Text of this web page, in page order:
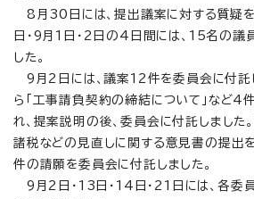
8月30日には、提出議案に対する質疑
日・9月1日・2日の4日間には、15名の議
した。
9月2日には、議案12件を委員会に付託
ら「工事請負契約の締結について」など4
れ、提案説明の後、委員会に付託しました
諸税などの見直しに関する意見書の提出
件の請願を委員会に付託しました。
9月2日・13日・14日・21日には、各委